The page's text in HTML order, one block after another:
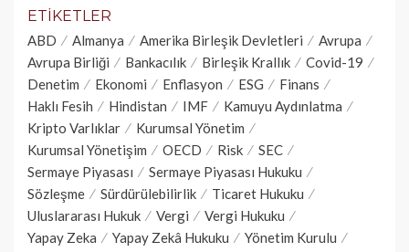
ETIKETLER
ABD Almanya Amerika Birleşik Devletleri
Avrupa
Avrupa Birliği
Bankacılık Birleşik Krallık
Covid-19
Denetim
Ekonomi Enflasyon ESG
Finans
Haklı Fesih
Hindistan IMF
Kamuyu Aydınlatma
Kripto Varlıklar
Kurumsal Yönetim
Kurumsal Yönetişim
OECD Risk
SEC
Sermaye Piyasası
Sermaye Piyasası Hukuku
Sözleşme
Sürdürülebilirlik
Ticaret Hukuku
Uluslararası Hukuk
Vergi
Vergi Hukuku
Yapay Zeka
Yapay Zekâ Hukuku
Yönetim Kurulu